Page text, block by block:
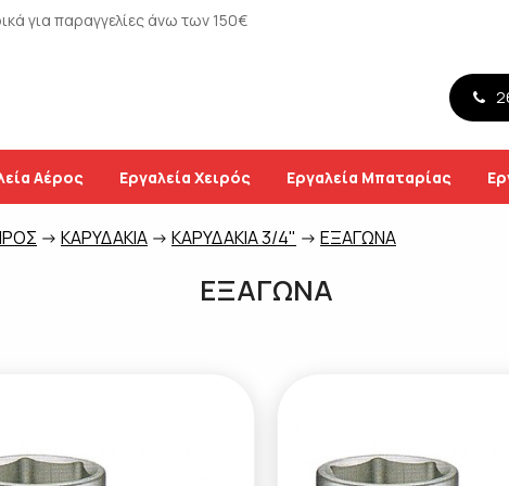
για παραγγελίες άνω των 150€
Αέρος Εργαλεία Χειρός Εργαλεία Μπαταρίας
-> ΚΑΡΥΔΑΚΙΑ -> ΚΑΡΥΔΑΚΙΑ 3/4" -> ΕΞΑΓΩΝΑ
ΕΞΑΓΩΝΑ